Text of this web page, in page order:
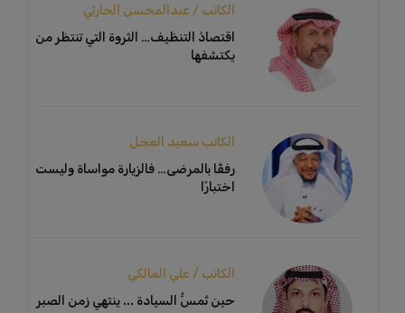
الكاتب / عبدالمحسن الحارثي
اقتصادُ التنظيف… الثروة التي تنتظر من
يكتشفها
الكاتب سعيد العجل
رفقًا بالمرضى… فالزيارة مواساة وليست
اختبارًا
الكاتب / علي المالكي
حين تُمسُّ السيادة ... ينتهي زمن الصبر